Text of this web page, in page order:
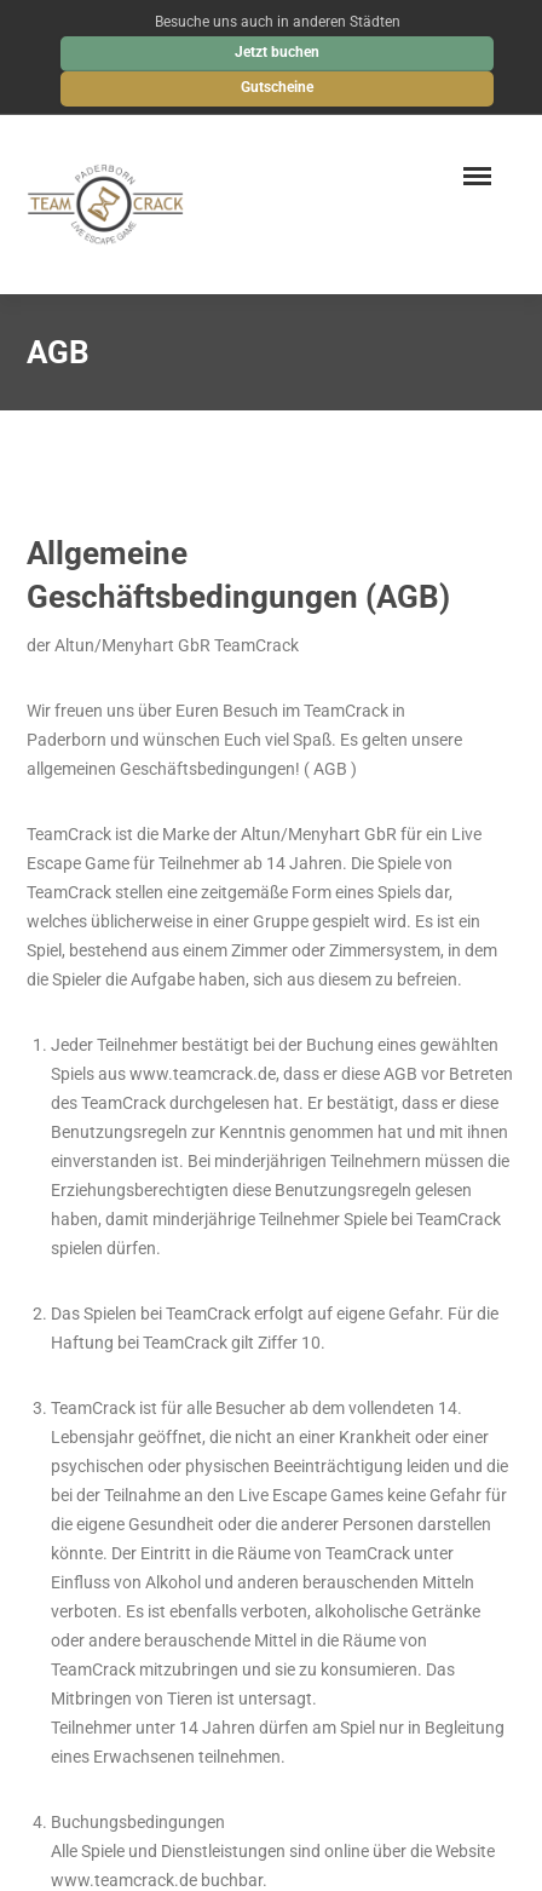
Besuche uns auch in anderen Städten
Jetzt buchen
Gutscheine
AGB
Allgemeine
Geschäftsbedingungen (AGB)
der Altun/Menyhart GbR TeamCrack
Wir freuen uns über Euren Besuch im TeamCrack in
Paderborn und wünschen Euch viel Spaß. Es gelten unsere
allgemeinen Geschäftsbedingungen! ( AGB )
TeamCrack ist die Marke der Altun/Menyhart GbR für ein Live
Escape Game für Teilnehmer ab 14 Jahren. Die Spiele von
TeamCrack stellen eine zeitgemäße Form eines Spiels dar,
welches üblicherweise in einer Gruppe gespielt wird. Es ist ein
Spiel, bestehend aus einem Zimmer oder Zimmersystem, in dem
die Spieler die Aufgabe haben, sich aus diesem zu befreien.
Jeder Teilnehmer bestätigt bei der Buchung eines gewählten
Spiels aus www.teamcrack.de, dass er diese AGB vor Betreten
des TeamCrack durchgelesen hat. Er bestätigt, dass er diese
Benutzungsregeln zur Kenntnis genommen hat und mit ihnen
einverstanden ist. Bei minderjährigen Teilnehmern müssen die
Erziehungsberechtigten diese Benutzungsregeln gelesen
haben, damit minderjährige Teilnehmer Spiele bei TeamCrack
spielen dürfen.
Das Spielen bei TeamCrack erfolgt auf eigene Gefahr. Für die
Haftung bei TeamCrack gilt Ziffer 10.
TeamCrack ist für alle Besucher ab dem vollendeten 14.
Lebensjahr geöffnet, die nicht an einer Krankheit oder einer
psychischen oder physischen Beeinträchtigung leiden und die
bei der Teilnahme an den Live Escape Games keine Gefahr für
die eigene Gesundheit oder die anderer Personen darstellen
könnte. Der Eintritt in die Räume von TeamCrack unter
Einfluss von Alkohol und anderen berauschenden Mitteln
verboten. Es ist ebenfalls verboten, alkoholische Getränke
oder andere berauschende Mittel in die Räume von
TeamCrack mitzubringen und sie zu konsumieren. Das
Mitbringen von Tieren ist untersagt.
Teilnehmer unter 14 Jahren dürfen am Spiel nur in Begleitung
eines Erwachsenen teilnehmen.
Buchungsbedingungen
Alle Spiele und Dienstleistungen sind online über die Website
www.teamcrack.de buchbar.